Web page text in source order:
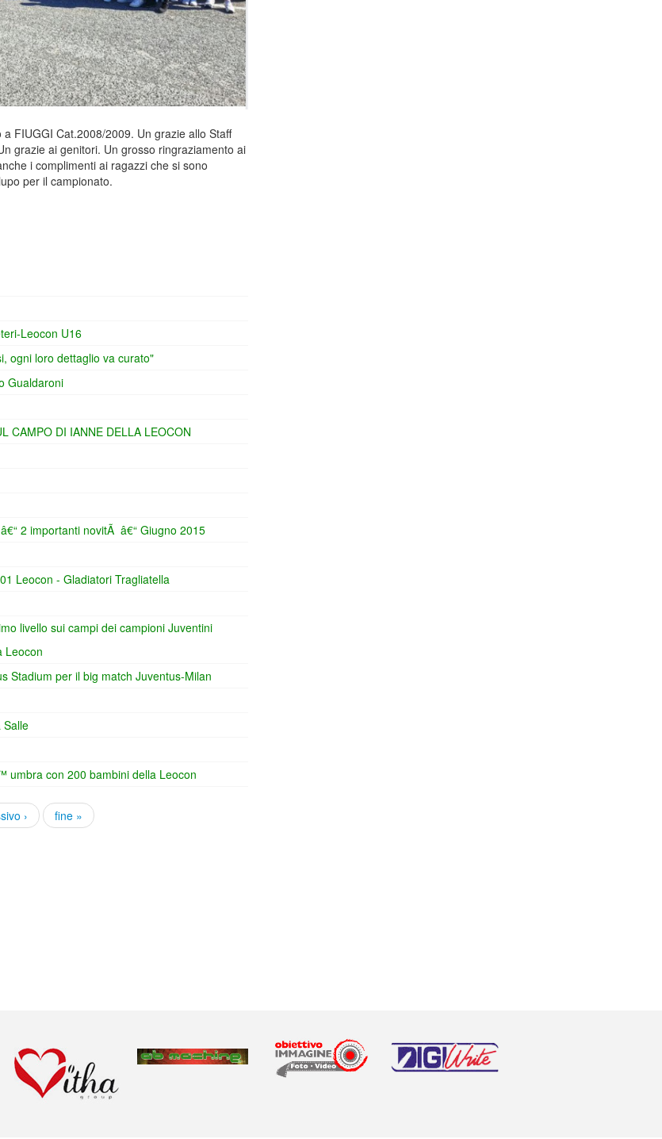
FIUGGI Cat.2008/2009. Un grazie allo Staff
grazie ai genitori. Un grosso ringraziamento ai
i complimenti ai ragazzi che si sono
per il campionato.
Leocon U16
ogni loro dettaglio va curato"
Gualdaroni
CAMPO DI IANNE DELLA LEOCON
2 importanti novitÃ â€“ Giugno 2015
Leocon - Gladiatori Tragliatella
livello sui campi dei campioni Juventini
Leocon
Stadium per il big match Juventus-Milan
Salle
umbra con 200 bambini della Leocon
› fine »